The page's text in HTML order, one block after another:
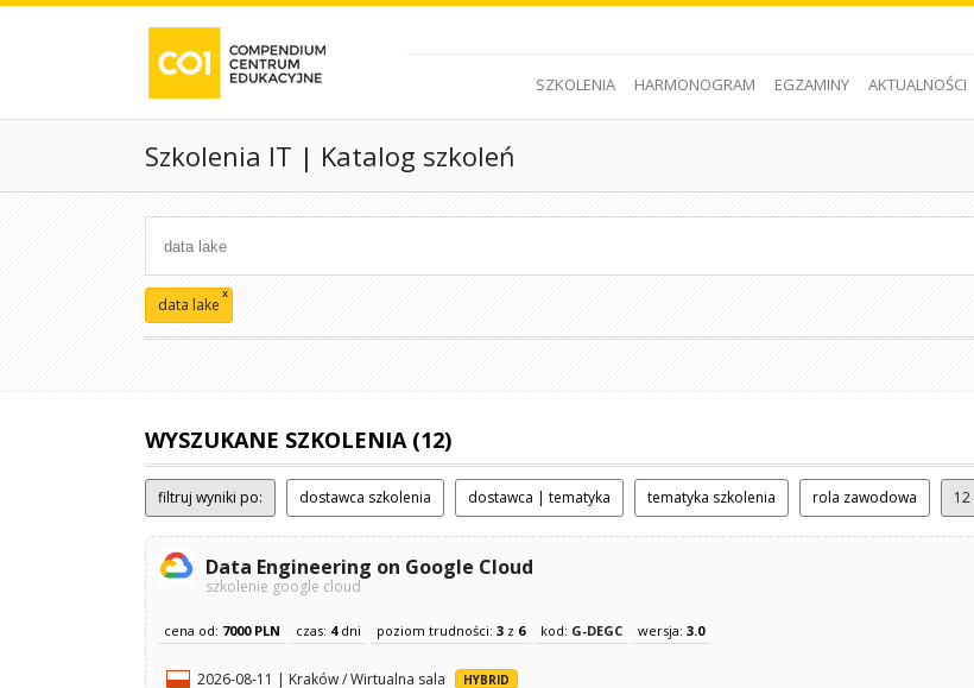
SZKOLENIA HARMONOGRAM EGZAMINY AKTUALNOŚCI
Szkolenia IT | Katalog szkoleń
data lake
x
WYSZUKANE SZKOLENIA (12)
filtruj wyniki po: dostawca szkolenia dostawca | tematyka tematyka szkolenia rola zawodowa 12
Data Engineering on Google Cloud
szkolenie google cloud
cena od: 7000 PLN czas: 4dni poziom trudności: 3 z 6 kod: G-DEGC wersja: 3.0
2026-08-11 | Kraków / Wirtualna sala HYBRID